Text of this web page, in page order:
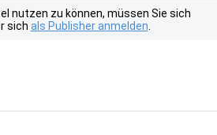
nutzen zu können, müssen Sie sich
sich als Publisher anmelden